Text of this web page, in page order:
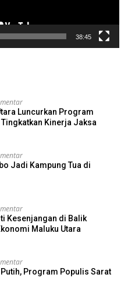
38:45
Luncurkan Program
Tingkatkan Kinerja Jaksa
Jadi Kampung Tua di
Kesenjangan di Balik
Maluku Utara
Program Populis Sarat